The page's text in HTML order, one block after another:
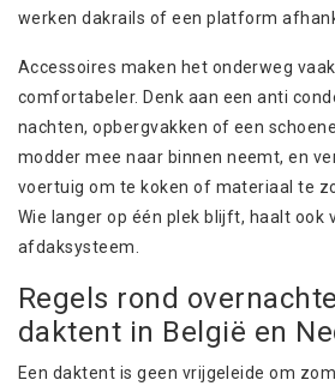
werken dakrails of een platform
Accessoires maken het onderweg
comfortabeler. Denk aan een anti
nachten, opbergvakken of een
modder mee naar binnen neemt, en
voertuig om te koken of materiaal te
Wie langer op één plek blijft, haalt ook
afdaksysteem.
Regels rond
daktent in België en
Een daktent is geen vrijgeleide om